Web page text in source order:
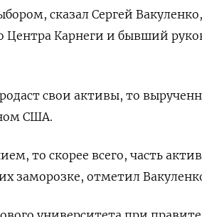
сказал Сергей
Центра Карнеги и бывший
свои активы, то
США.
то скорее всего, часть
заморозке, отметил